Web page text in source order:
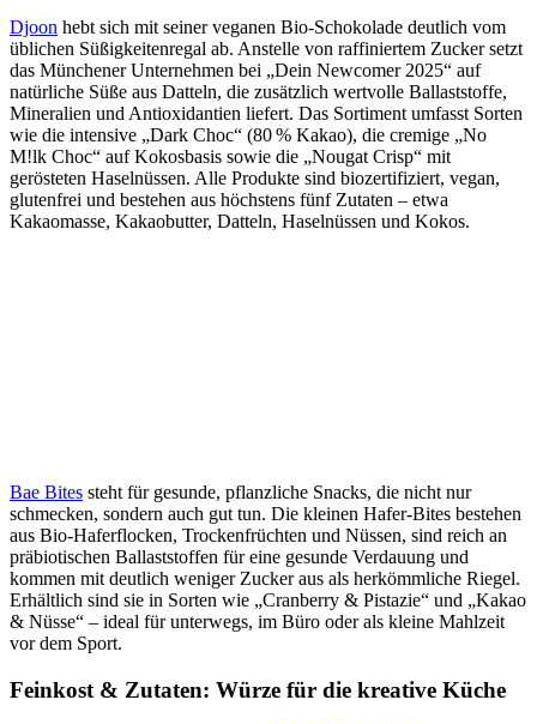
Djoon hebt sich mit seiner veganen Bio-Schokolade deutlich vom
üblichen Süßigkeitenregal ab. Anstelle von raffiniertem Zucker setzt
das Münchener Unternehmen bei „Dein Newcomer 2025“ auf
natürliche Süße aus Datteln, die zusätzlich wertvolle Ballaststoffe,
Mineralien und Antioxidantien liefert. Das Sortiment umfasst Sorten
wie die intensive „Dark Choc“ (80 % Kakao), die cremige „No
M!lk Choc“ auf Kokosbasis sowie die „Nougat Crisp“ mit
gerösteten Haselnüssen. Alle Produkte sind biozertifiziert, vegan,
glutenfrei und bestehen aus höchstens fünf Zutaten – etwa
Kakaomasse, Kakaobutter, Datteln, Haselnüssen und Kokos.
Bae Bites steht für gesunde, pflanzliche Snacks, die nicht nur
schmecken, sondern auch gut tun. Die kleinen Hafer-Bites bestehen
aus Bio-Haferflocken, Trockenfrüchten und Nüssen, sind reich an
präbiotischen Ballaststoffen für eine gesunde Verdauung und
kommen mit deutlich weniger Zucker aus als herkömmliche Riegel.
Erhältlich sind sie in Sorten wie „Cranberry & Pistazie“ und „Kakao
& Nüsse“ – ideal für unterwegs, im Büro oder als kleine Mahlzeit
vor dem Sport.
Feinkost & Zutaten: Würze für die kreative Küche